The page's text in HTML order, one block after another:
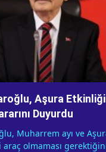
Aşura
Duyurdu
Muharrem ayı ve
araç olmaması